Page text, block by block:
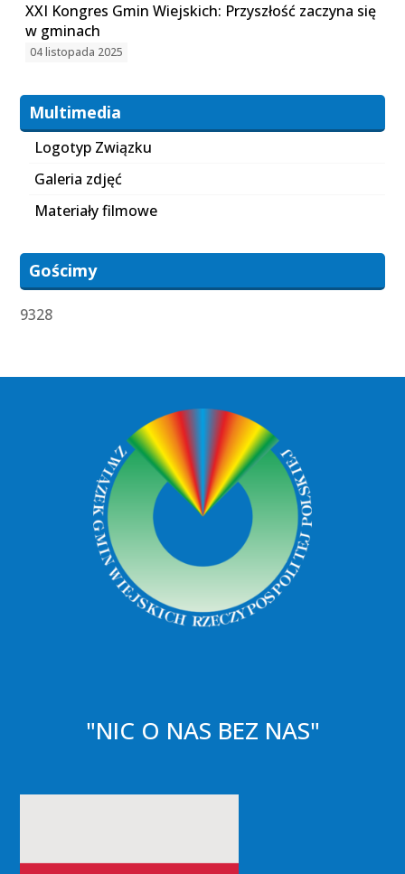
XXI Kongres Gmin Wiejskich: Przyszłość zaczyna się
w gminach
04 listopada 2025
Multimedia
Logotyp Związku
Galeria zdjęć
Materiały filmowe
Gościmy
9328
"NIC O NAS BEZ NAS"